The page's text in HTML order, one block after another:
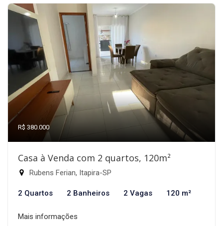
R$ 380.000
Casa à Venda com 2 quartos, 120m²
Rubens Ferian, Itapira-SP
2 Quartos 2 Banheiros 2 Vagas 120 m²
Mais informações